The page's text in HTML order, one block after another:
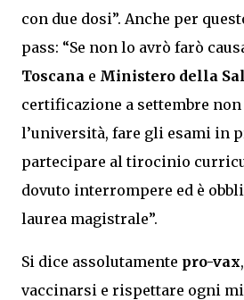
con due dosi”. Anche per
pass: “Se non lo avrò farò
Toscana e Ministero della
certificazione a settembre
l’università, fare gli esami in
partecipare al tirocinio
dovuto interrompere ed è
laurea magistrale”.
Si dice assolutamente pro-vax
vaccinarsi e rispettare ogni